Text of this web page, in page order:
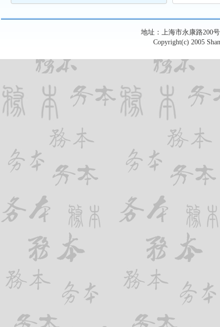
爱生活——记市二中学高一（2）班第四次线上班
会
地址：上海市永康路200
Copyright(c) 2005